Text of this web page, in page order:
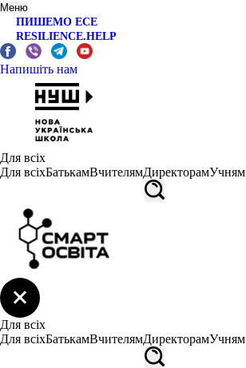
Меню
ПИШЕМО ЕСЕ
RESILIENCE.HELP
Напишіть нам
Для всіх
Для всіхБатькамВчителямДиректорамУчням
Для всіх
Для всіхБатькамВчителямДиректорамУчням